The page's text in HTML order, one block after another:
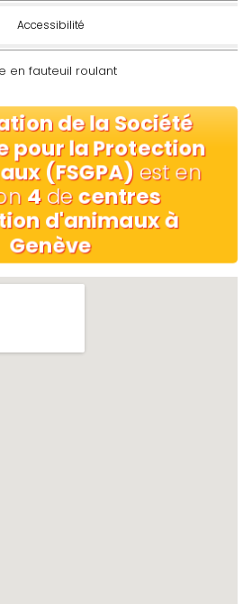
Accessibilité
en fauteuil roulant
de la Société
pour la Protection
(FSGPA) est en
4decentres
d'animaux à
Genève